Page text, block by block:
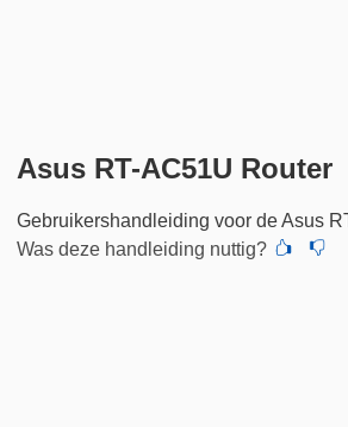
Asus RT-AC51U Router
Gebruikershandleiding voor de Asus
Was deze handleiding nuttig?